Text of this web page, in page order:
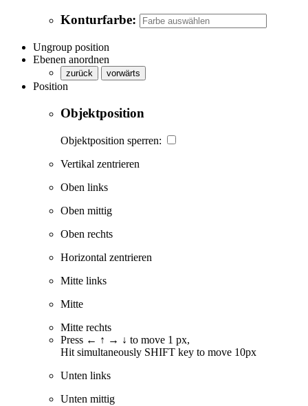
Konturfarbe:
Ungroup position
Ebenen anordnen
zurück vorwärts
Position
Objektposition
Objektposition sperren:
Vertikal zentrieren
Oben links
Oben mittig
Oben rechts
Horizontal zentrieren
Mitte links
Mitte
Mitte rechts
Press ← ↑ → ↓ to move 1 px,
Hit simultaneously SHIFT key to move 10px
Unten links
Unten mittig